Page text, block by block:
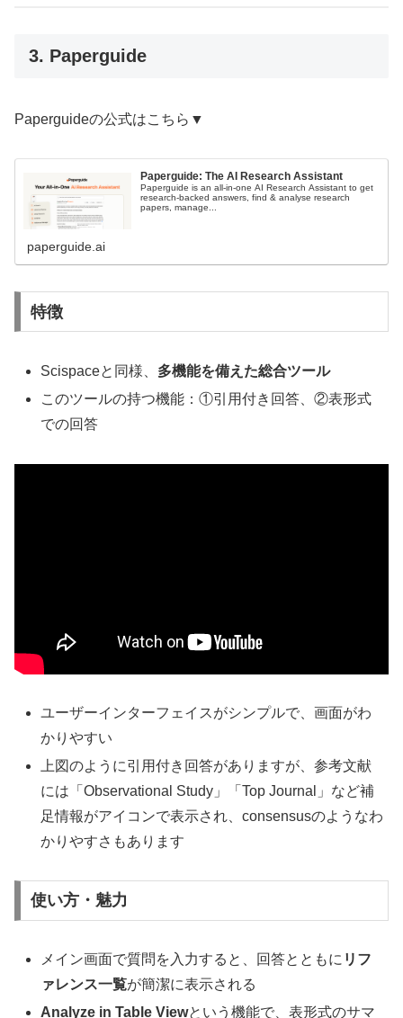
3. Paperguide
Paperguideの公式はこちら▼
Paperguide: The AI Research Assistant
Paperguide is an all-in-one AI Research Assistant to get
research-backed answers, find & analyse research
papers, manage...
paperguide.ai
特徴
Scispaceと同様、 多機能を備えた総合ツール
このツールの持つ機能：①引用付き回答、②表形式
での回答
ユーザーインターフェイスがシンプルで、画面がわ
かりやすい
上図のように引用付き回答がありますが、参考文献
には「Observational Study」「Top Journal」など補
足情報がアイコンで表示され、consensusのようなわ
かりやすさもあります
使い方・魅力
メイン画面で質問を入力すると、回答とともに リフ
ァレンス一覧が簡潔に表示される
Analyze in Table Viewという機能で、表形式のサマ